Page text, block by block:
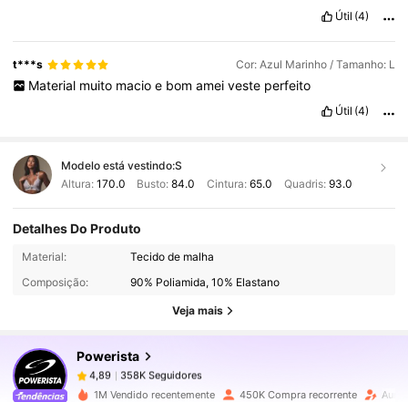
Útil (4)
t***s Cor: Azul Marinho / Tamanho: L
Material muito macio e bom amei veste perfeito
Útil (4)
Modelo está vestindo:S
Altura: 170.0 Busto:84.0 Cintura: 65.0 Quadris: 93.0
Detalhes Do Produto
Material:
Tecido de malha
Composição:
90% Poliamida, 10% Elastano
Veja mais
Powerista
358K Seguidores
358K Seguidores
4,89 358K Seguidores
1M Vendido recentemente 450K Compra recorrente